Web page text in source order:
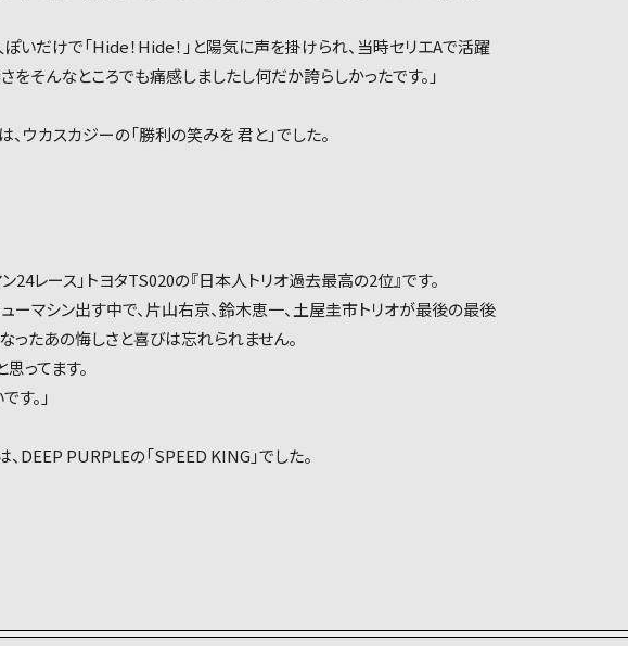
いだけで「Hide！Hide！」と陽気に声を掛けられ、当時セリエAで活躍
そんなところでも痛感しましたし何だか誇らしかったです。」
、ウカスカジーの「勝利の笑みを 君と」でした。
24レース」トヨタTS020の『日本人トリオ過去最高の2位』です。
マシン出す中で、片山右京、鈴木恵一、土屋圭市トリオが最後の最後
ったあの悔しさと喜びは忘れられません。
ってます。
す。」
、DEEP PURPLEの「SPEED KING」でした。